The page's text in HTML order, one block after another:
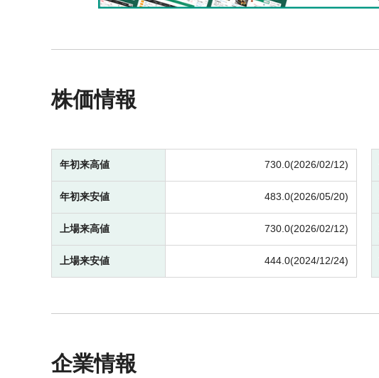
株価情報
年初来高値 730.0(2026/02/12)
年初来安値 483.0(2026/05/20)
上場来高値 730.0(2026/02/12)
上場来安値 444.0(2024/12/24)
企業情報